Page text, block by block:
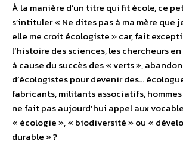
À la manière d’un titre qui fit école, ce
s’intituler « Ne dites pas à ma mère que
elle me croit écologiste » car, fait
l’histoire des sciences, les chercheurs
à cause du succès des « verts »,
d’écologistes pour devenir des…
fabricants, militants associatifs,
ne fait pas aujourd’hui appel aux
« écologie », « biodiversité » ou «
durable » ?